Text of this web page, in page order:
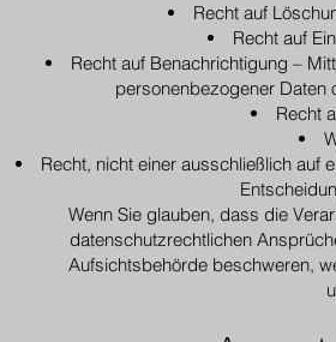
Recht auf
Recht auf
Recht auf Benachrichtigung –
personenbezogener Daten
Recht
Recht, nicht einer ausschließlich
Wenn Sie glauben, dass die
datenschutzrechtlichen
Aufsichtsbehörde beschweren,